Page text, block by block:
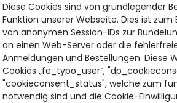
Diese Cookies sind von grundlegender
Funktion unserer Webseite. Dies ist zum
von anonymen Session-IDs zur
an einen Web-Server oder die
Anmeldungen und Bestellungen. Diese
Cookies „fe_typo_user“,
"cookieconsent_status", welche zum
notwendig sind und die Cookie-